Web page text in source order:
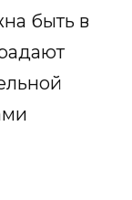
быть в